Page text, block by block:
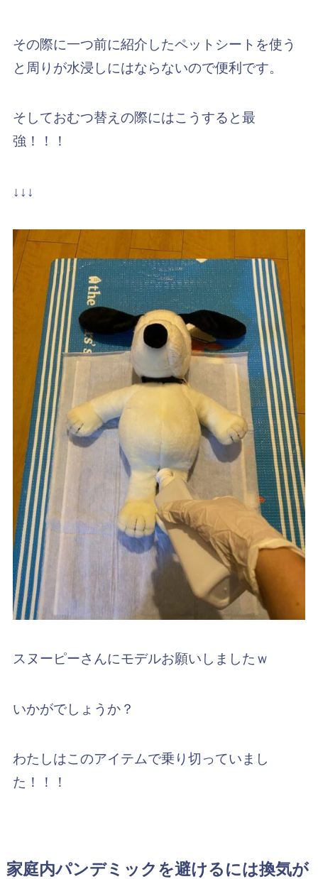
その際に一つ前に紹介したペットシートを使う
と周りが水浸しにはならないので便利です。
そしておむつ替えの際にはこうすると最
強！！！
↓↓↓
スヌーピーさんにモデルお願いしましたｗ
いかがでしょうか？
わたしはこのアイテムで乗り切っていまし
た！！！
家庭内パンデミックを避けるには換気が